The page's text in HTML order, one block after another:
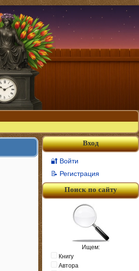
Вход
🔐 Войти
📝 Регистрация
Поиск по сайту
Ищем:
Книгу
Автора